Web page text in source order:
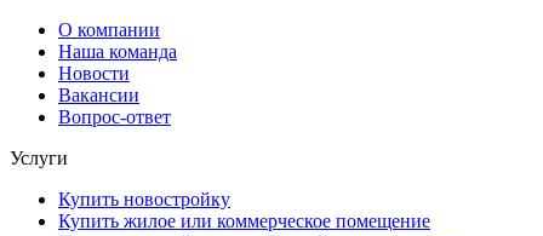
О компании
Наша команда
Новости
Вакансии
Вопрос-ответ
Услуги
Купить новостройку
Купить жилое или коммерческое помещение